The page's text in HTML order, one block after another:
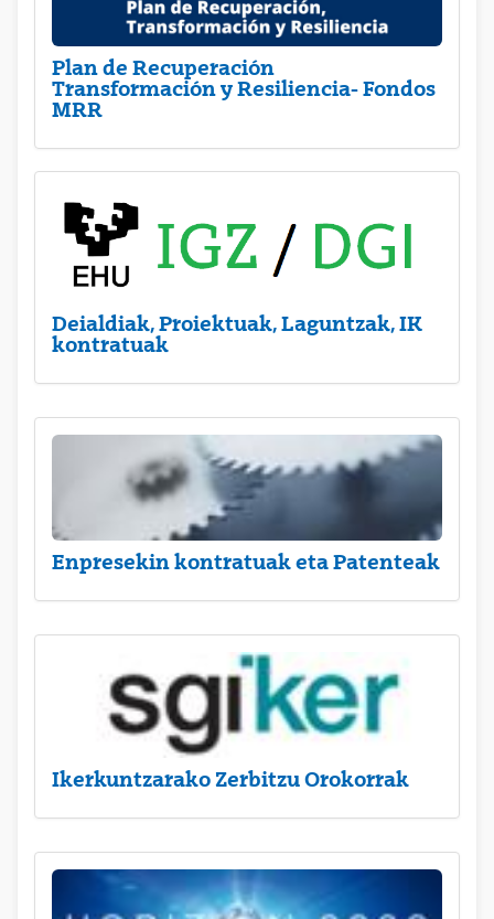
Plan de Recuperación
Transformación y Resiliencia- Fondos
MRR
Deialdiak, Proiektuak, Laguntzak, IK
kontratuak
Enpresekin kontratuak eta Patenteak
Ikerkuntzarako Zerbitzu Orokorrak